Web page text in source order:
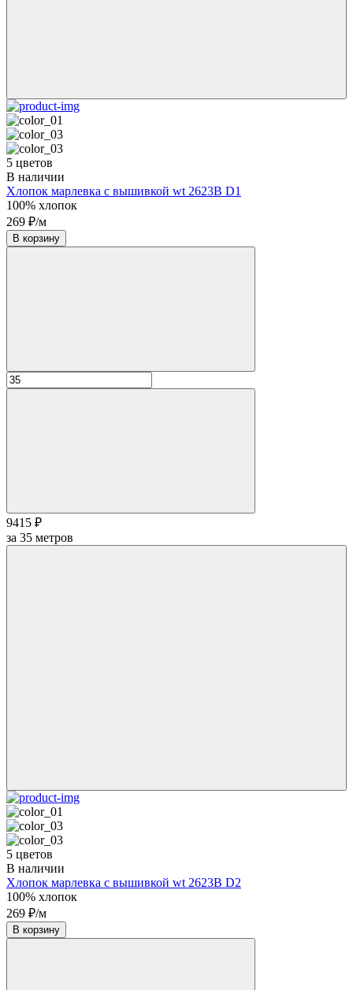
5 цветов
В наличии
Хлопок марлевка с вышивкой wt 2623B D1
100% хлопок
269 ₽/м
В корзину
9415 ₽
за 35 метров
5 цветов
В наличии
Хлопок марлевка с вышивкой wt 2623B D2
100% хлопок
269 ₽/м
В корзину